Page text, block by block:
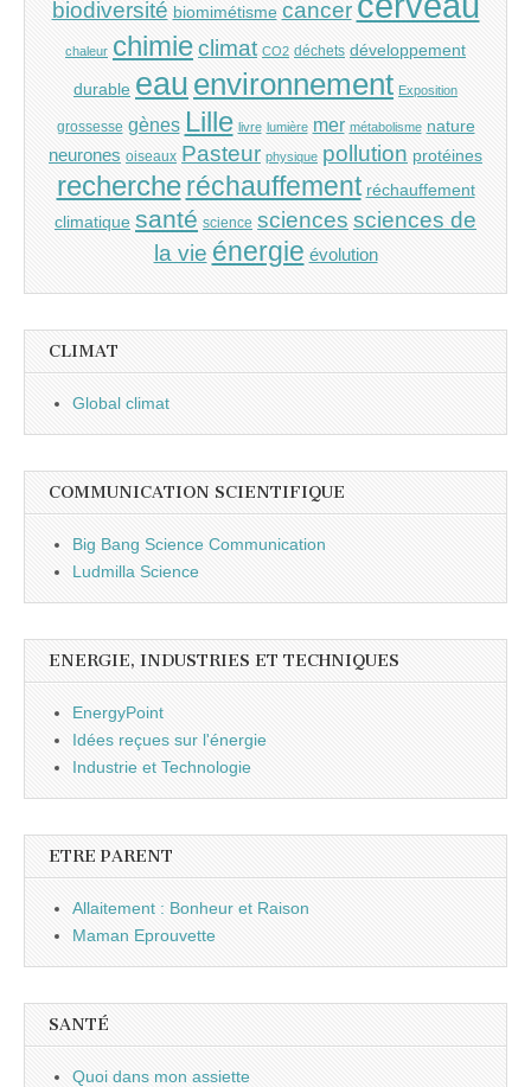
biodiversité biomimétisme cancer
chaleur chimieclimat CO2 déchets développement
durable eau environnement Exposition
grossesse gènes Lille livre lumière mer métabolisme nature
neurones oiseaux Pasteur physique pollution protéines
recherche réchauffement réchauffement
climatique santé science sciences sciences de
la vie énergie évolution
CLIMAT
Global climat
COMMUNICATION SCIENTIFIQUE
Big Bang Science Communication
Ludmilla Science
ENERGIE, INDUSTRIES ET TECHNIQUES
EnergyPoint
Idées reçues sur l'énergie
Industrie et Technologie
ETRE PARENT
Allaitement : Bonheur et Raison
Maman Eprouvette
SANTÉ
Quoi dans mon assiette